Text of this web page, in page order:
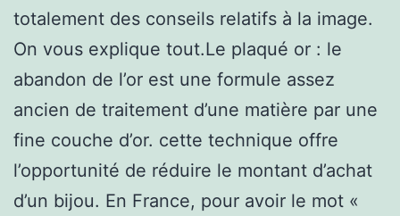
totalement des conseils relatifs à la image.
On vous explique tout.Le plaqué or : le
abandon de l’or est une formule assez
ancien de traitement d’une matière par une
fine couche d’or. cette technique offre
l’opportunité de réduire le montant d’achat
d’un bijou. En France, pour avoir le mot «